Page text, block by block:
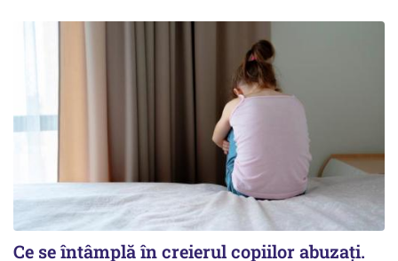
Ce se întâmplă în creierul copiilor abuzați.